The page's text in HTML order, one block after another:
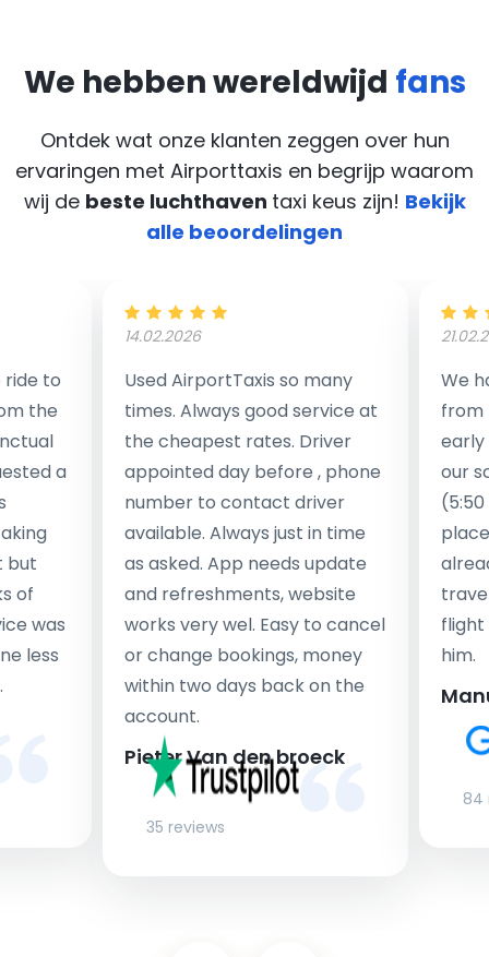
We hebben wereldwijd fans
Ontdek wat onze klanten zeggen over hun
ervaringen met Airporttaxis en begrijp waarom
wij de beste luchthaven taxi keus zijn! Bekijk
alle beoordelingen
to
the
a
but
of
was
less
14.02.2026
Used AirportTaxis so many
times. Always good service at
the cheapest rates. Driver
appointed day before , phone
number to contact driver
available. Always just in time
as asked. App needs update
and refreshments, website
works very wel. Easy to cancel
or change bookings, money
within two days back on the
account.
Pieter Van den broeck
35 reviews
We
from
early
our
flight
him.
84